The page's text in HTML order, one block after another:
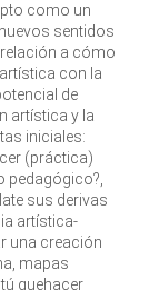
como un
sentidos
relación a cómo
con la
de
artística y la
iniciales:
(práctica)
sus derivas
artística-
una creación
mapas
quehacer